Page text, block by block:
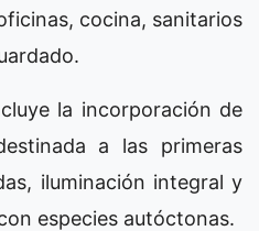
cocina, sanitarios
la incorporación de
a las primeras
iluminación integral y
especies autóctonas.